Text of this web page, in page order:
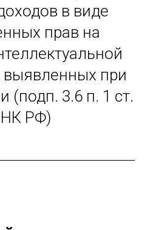
в виде
прав на
выявленных при
(подп. 3.6 п. 1 ст.
НК РФ)